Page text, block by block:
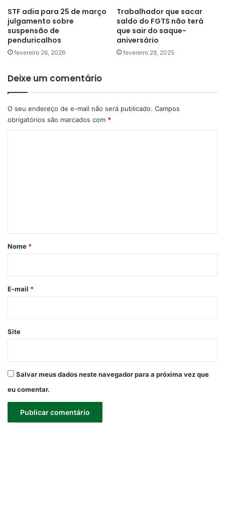
STF adia para 25 de março
julgamento sobre
suspensão de
penduricalhos
fevereiro 26, 2026
Trabalhador que sacar
saldo do FGTS não terá
que sair do saque-
aniversário
fevereiro 28, 2025
Deixe um comentário
O seu endereço de e-mail não será publicado. Campos
obrigatórios são marcados com *
r
*
Nome *
E-mail *
Site
Salvar meus dados neste navegador para a próxima vez que
eu comentar.